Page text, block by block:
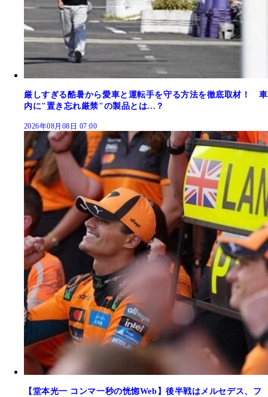
厳しすぎる酷暑から愛車と運転手を守る方法を徹底取材！ 車
内に"置き忘れ厳禁"の製品とは...？
2026年08月08日 07:00
【堂本光一 コンマ一秒の恍惚Web】後半戦はメルセデス、フ